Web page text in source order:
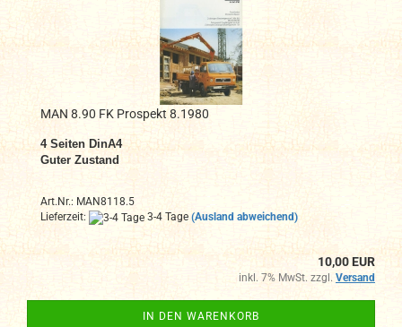
MAN 8.90 FK Prospekt 8.1980
4 Seiten DinA4
Guter Zustand
Art.Nr.: MAN8118.5
Lieferzeit:
3-4 Tage (Ausland abweichend)
10,00 EUR
inkl. 7% MwSt. zzgl. Versand
IN DEN WARENKORB